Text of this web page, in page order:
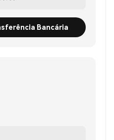
Bancária